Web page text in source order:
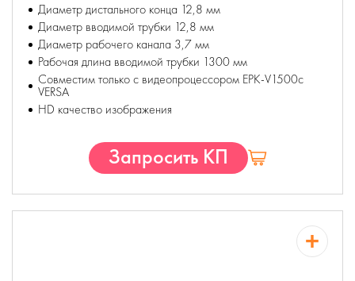
Диаметр дистального конца 12,8 мм
Диаметр вводимой трубки 12,8 мм
Диаметр рабочего канала 3,7 мм
Рабочая длина вводимой трубки 1300 мм
Совместим только с видеопроцессором EPK-V1500c
VERSA
HD качество изображения
Запросить КП